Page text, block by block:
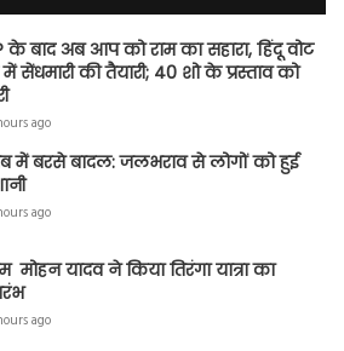
के बाद अब आप को राम का सहारा, हिंदू वोट
सेंधमारी की तैयारी; 40 शो के प्रस्ताव को
ago
में बरसे बादल: जलभराव से लोगों को हुई
ago
मोहन यादव ने किया तिरंगा यात्रा का
ago